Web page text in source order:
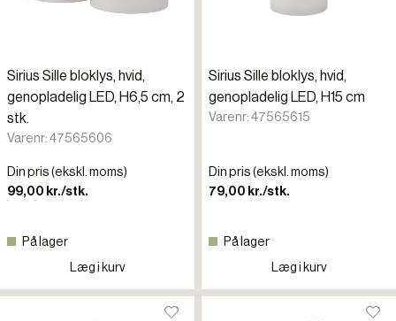
Sirius Sille bloklys, hvid,
genopladelig LED, H6,5 cm, 2
stk.
Varenr: 47565606
Din pris (ekskl. moms)
99,00 kr./stk.
På lager
Læg i kurv
Sirius Sille bloklys, hvid,
genopladelig LED, H15 cm
Varenr: 47565615
Din pris (ekskl. moms)
79,00 kr./stk.
På lager
Læg i kurv